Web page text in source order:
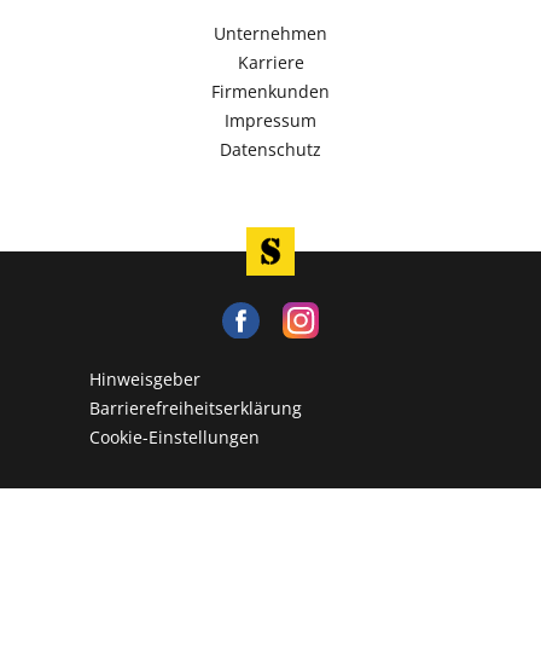
Unternehmen
Karriere
Firmenkunden
Impressum
Datenschutz
Hinweisgeber
Barrierefreiheitserklärung
Cookie-Einstellungen